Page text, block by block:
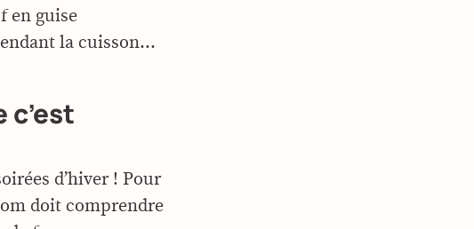
en guise
la cuisson…
d’hiver ! Pour
doit comprendre